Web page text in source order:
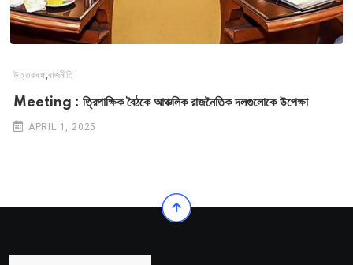
উত্তরবঙ্গ,রাজনীতি
Meeting : ত্রিপাক্ষিক বৈঠকে আঞ্চলিক রাজনৈতিক দলগুলোকে উপেক্ষা
APRIL 1, 2025